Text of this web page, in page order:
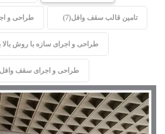
تامین قالب سقف وافل 7 طراحی و
طراحی و اجرای سازه با روش بالا
طراحی و اجرای سقف